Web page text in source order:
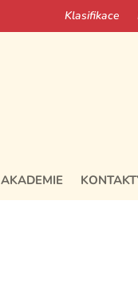
Klasifikace
AKADEMIE